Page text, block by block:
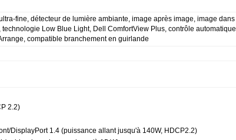
fine, détecteur de lumière ambiante, image après image, image
technologie Low Blue Light, Dell ComfortView Plus, contrôle
compatible branchement en guirlande
2.2)
DisplayPort 1.4 (puissance allant jusqu'à 140W, HDCP2.2)